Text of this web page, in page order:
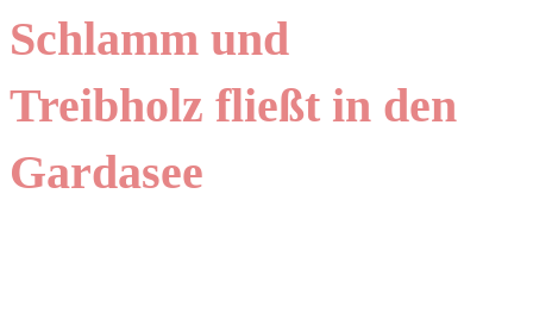
Schlamm und
Treibholz fließt in den
Gardasee